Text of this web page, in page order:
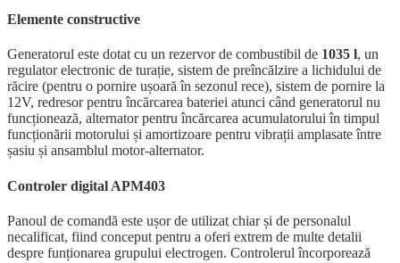
Elemente constructive
Generatorul este dotat cu un rezervor de combustibil de 1035 l, un
regulator electronic de turație, sistem de preîncălzire a lichidului de
răcire (pentru o pornire ușoară în sezonul rece), sistem de pornire la
12V, redresor pentru încărcarea bateriei atunci când generatorul nu
funcționează, alternator pentru încărcarea acumulatorului în timpul
funcționării motorului și amortizoare pentru vibrații amplasate între
șasiu și ansamblul motor-alternator.
Controler digital APM403
Panoul de comandă este ușor de utilizat chiar și de personalul
necalificat, fiind conceput pentru a oferi extrem de multe detalii
despre funționarea grupului electrogen. Controlerul încorporează